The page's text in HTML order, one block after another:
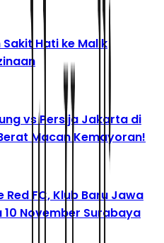
Hati ke Malik
vs Persija Jakarta di
Macan Kemayoran!
Red FC, Klub Baru Jawa
10 November Surabaya